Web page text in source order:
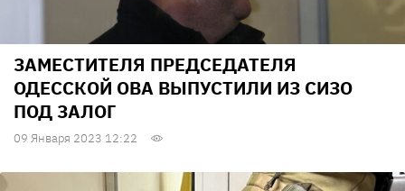
ЗАМЕСТИТЕЛЯ ПРЕДСЕДАТЕЛЯ
ОДЕССКОЙ ОВА ВЫПУСТИЛИ ИЗ СИЗО
ПОД ЗАЛОГ
09 Января 2023 12:22